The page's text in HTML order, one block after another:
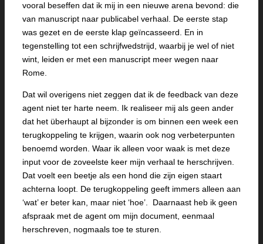
vooral beseffen dat ik mij in een nieuwe arena bevond: die
van manuscript naar publicabel verhaal. De eerste stap
was gezet en de eerste klap geïncasseerd. En in
tegenstelling tot een schrijfwedstrijd, waarbij je wel of niet
wint, leiden er met een manuscript meer wegen naar
Rome.
Dat wil overigens niet zeggen dat ik de feedback van deze
agent niet ter harte neem. Ik realiseer mij als geen ander
dat het überhaupt al bijzonder is om binnen een week een
terugkoppeling te krijgen, waarin ook nog verbeterpunten
benoemd worden. Waar ik alleen voor waak is met deze
input voor de zoveelste keer mijn verhaal te herschrijven.
Dat voelt een beetje als een hond die zijn eigen staart
achterna loopt. De terugkoppeling geeft immers alleen aan
‘wat’ er beter kan, maar niet ‘hoe’. Daarnaast heb ik geen
afspraak met de agent om mijn document, eenmaal
herschreven, nogmaals toe te sturen.